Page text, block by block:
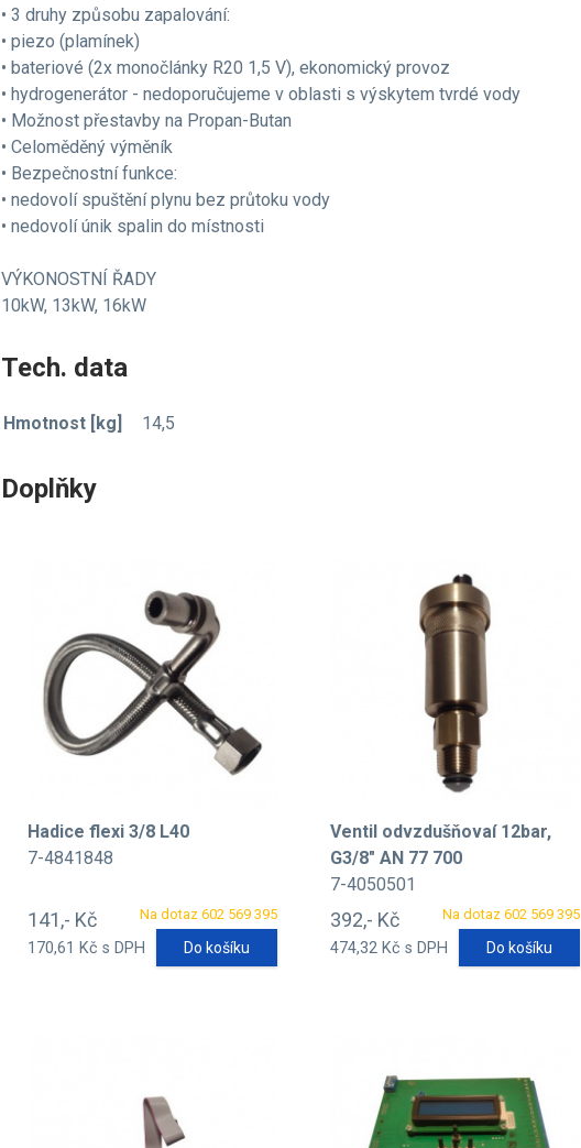
• 3 druhy způsobu zapalování:
• piezo (plamínek)
• bateriové (2x monočlánky R20 1,5 V), ekonomický provoz
• hydrogenerátor - nedoporučujeme v oblasti s výskytem tvrdé vody
• Možnost přestavby na Propan-Butan
• Celoměděný výměník
• Bezpečnostní funkce:
• nedovolí spuštění plynu bez průtoku vody
• nedovolí únik spalin do místnosti
VÝKONOSTNÍ ŘADY
10kW, 13kW, 16kW
Tech. data
Hmotnost [kg] 14,5
Doplňky
Hadice flexi 3/8 L40
7-4841848
Na dotaz 602 569 395
141,- Kč
170,61 Kč s DPH Do košíku
Ventil odvzdušňovaí 12bar,
G3/8" AN 77 700
7-4050501
Na dotaz 602 569 395
392,- Kč
474,32 Kč s DPH Do košíku